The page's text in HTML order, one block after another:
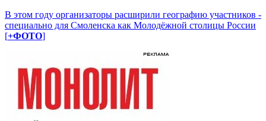
В этом году организаторы расширили географию участников -
специально для Смоленска как Молодёжной столицы России
[+ФОТО]